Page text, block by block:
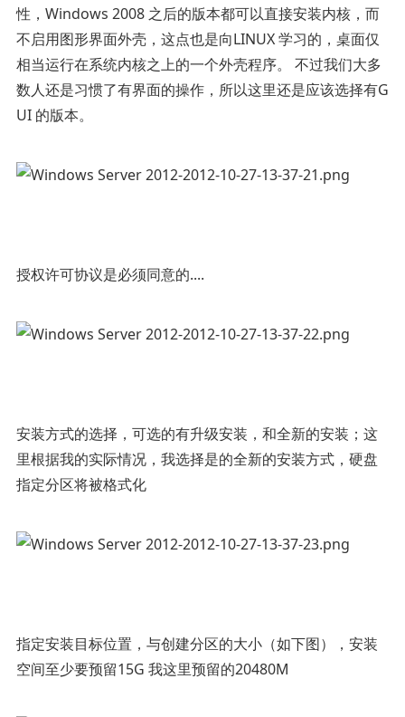
性，Windows 2008 之后的版本都可以直接安装内核，而
不启用图形界面外壳，这点也是向LINUX 学习的，桌面仅
相当运行在系统内核之上的一个外壳程序。 不过我们大多
数人还是习惯了有界面的操作，所以这里还是应该选择有G
UI 的版本。
授权许可协议是必须同意的....
安装方式的选择，可选的有升级安装，和全新的安装；这
里根据我的实际情况，我选择是的全新的安装方式，硬盘
指定分区将被格式化
指定安装目标位置，与创建分区的大小（如下图），安装
空间至少要预留15G 我这里预留的20480M